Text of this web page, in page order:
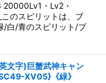
・Lv2・
のスピリットは、ブ
/白/青のスピリット/ブ
文字)巨蟹武神キャン
XV05}《緑》